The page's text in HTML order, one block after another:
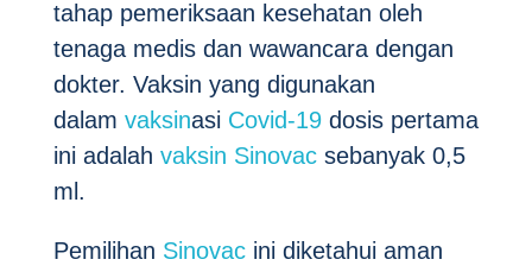
tahap pemeriksaan kesehatan oleh
tenaga medis dan wawancara dengan
dokter. Vaksin yang digunakan
dalam vaksinasi Covid-19 dosis pertama
ini adalah vaksin Sinovac sebanyak 0,5
ml.
Pemilihan Sinovac ini diketahui aman